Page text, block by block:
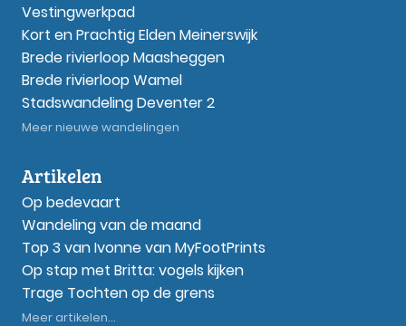
Vestingwerkpad
Kort en Prachtig Elden Meinerswijk
Brede rivierloop Maasheggen
Brede rivierloop Wamel
Stadswandeling Deventer 2
Meer nieuwe wandelingen
Artikelen
Op bedevaart
Wandeling van de maand
Top 3 van Ivonne van MyFootPrints
Op stap met Britta: vogels kijken
Trage Tochten op de grens
Meer artikelen...